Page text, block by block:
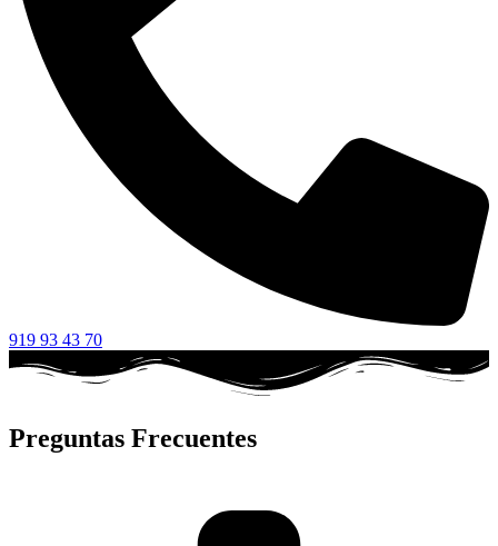
919 93 43 70
Preguntas Frecuentes